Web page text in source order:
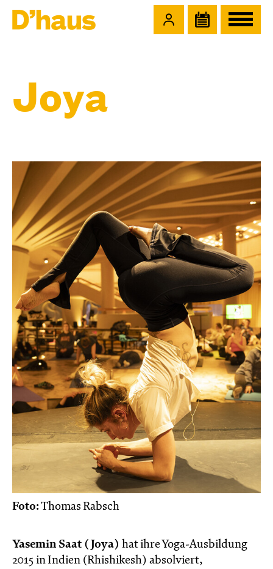
Joya
Foto:Thomas Rabsch
Yasemin Saat (Joya) hat ihre Yoga-Ausbildung
2015 in Indien (Rhishikesh) absolviert,